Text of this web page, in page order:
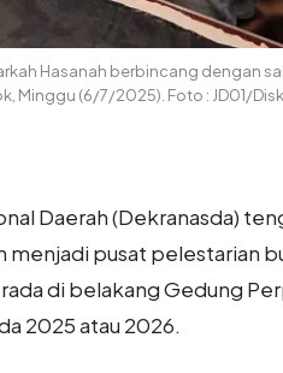
Hasanah berbincang dengan
Minggu (6/7/2025). Foto : JD01/
Daerah (Dekranasda)
menjadi pusat pelestarian
di belakang Gedung
2025 atau 2026.